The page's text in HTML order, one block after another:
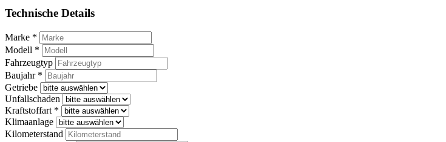
Technische Details
Marke *
Modell *
Fahrzeugtyp
Baujahr *
Getriebe
Unfallschaden
Kraftstoffart *
Klimaanlage
Kilometerstand